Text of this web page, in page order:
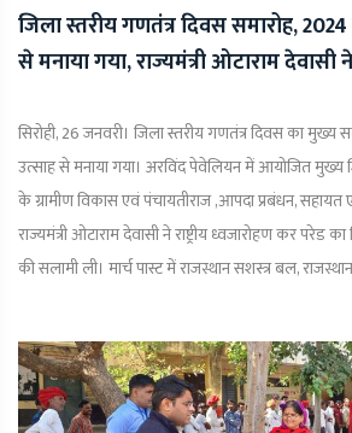
जिला स्तरीय गणतंत्र दिवस समारोह,
से मनाया गया, राज्यमंत्री ओटाराम देवासी
सिरोही, 26 जनवरी। जिला स्तरीय गणतंत्र दिवस का मुख्य
उत्साह से मनाया गया। अरविंद पेवेलियन में आयोजित मुख्य
के ग्रामीण विकास एवं पंचायतीराज ,आपदा प्रबंधन, सहायत
राज्यमंत्री ओटाराम देवासी ने राष्ट्रीय ध्वजारोहण कर परेड
की सलामी ली। मार्च पास्ट में राजस्थान सशस्त्र बल,